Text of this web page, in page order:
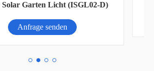
Solar Garten Licht (ISGL02-D)
Anfrage senden